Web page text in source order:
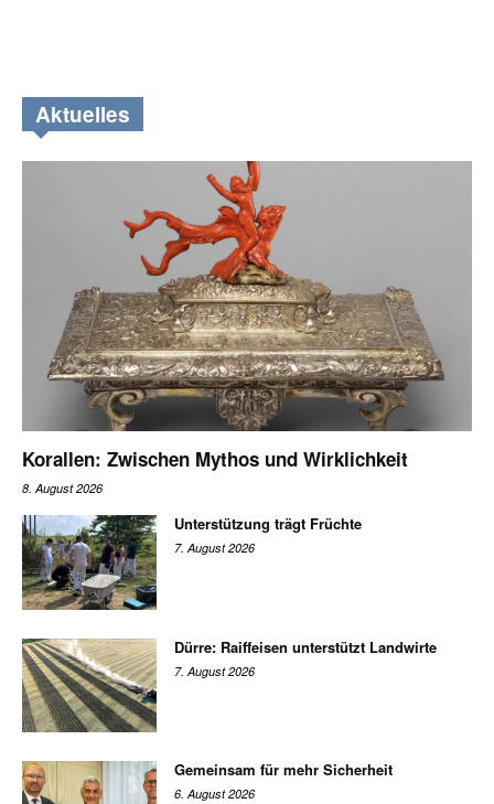
Aktuelles
Korallen: Zwischen Mythos und Wirklichkeit
8. August 2026
Unterstützung trägt Früchte
7. August 2026
Dürre: Raiffeisen unterstützt Landwirte
7. August 2026
Gemeinsam für mehr Sicherheit
6. August 2026